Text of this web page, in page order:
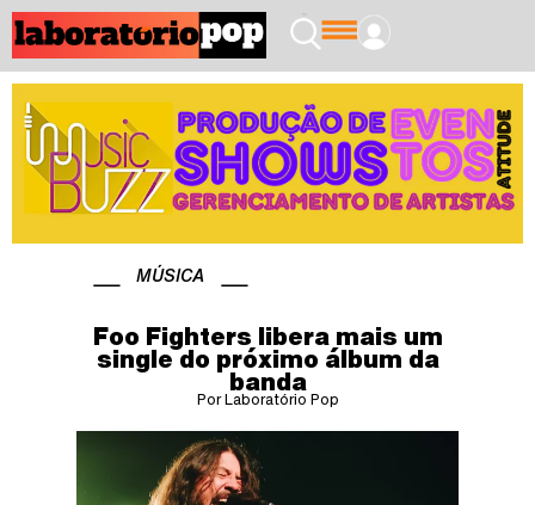
MÚSICA
Foo Fighters libera mais um
single do próximo álbum da
banda
Por Laboratório Pop